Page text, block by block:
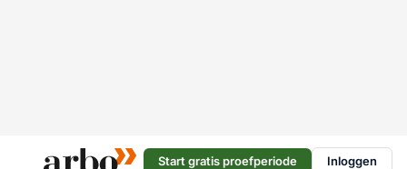
Start gratis proefperiode Inloggen